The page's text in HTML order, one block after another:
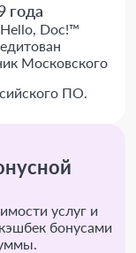
года
Doc!™
Московского
ПО.
услуг и
бонусами